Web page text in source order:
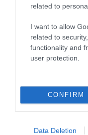
related to
I want to allow
related to
functionality and
user protection.
CONFIRM
Data Deletion
08.08.2026 | 12:02
Ιράν:
αμερικανικών
drones που